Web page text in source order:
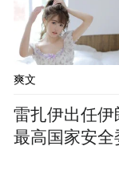
话题与合作
护生物多样
题讨论。届
同讨论这一
爽文
雷扎伊出任
最高国家安全